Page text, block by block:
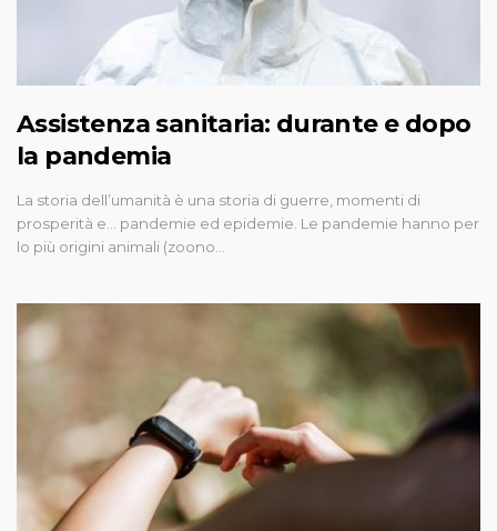
Assistenza sanitaria: durante e dopo
la pandemia
La storia dell’umanità è una storia di guerre, momenti di
prosperità e... pandemie ed epidemie. Le pandemie hanno per
lo più origini animali (zoono…